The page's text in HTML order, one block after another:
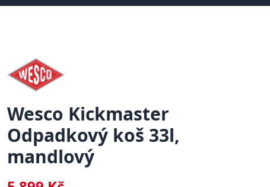
Wesco Kickmaster
Odpadkový koš 33l,
mandlový